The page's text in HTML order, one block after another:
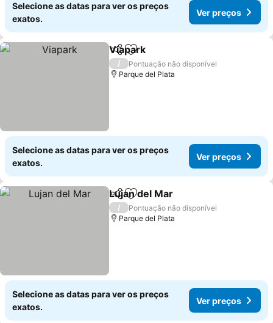
Selecione as datas para ver os preços
exatos.
Ver preços
PartilharAdicionar aos favoritos
Viapark
/
Pontuação não disponível
Parque del Plata
Selecione as datas para ver os preços
exatos.
Ver preços
PartilharAdicionar aos favoritos
Lujan del Mar
/
Pontuação não disponível
Parque del Plata
Selecione as datas para ver os preços
exatos.
Ver preços